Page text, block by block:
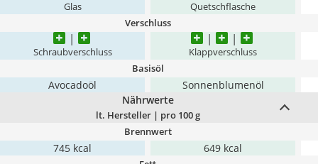
Glas Quetschflasche
Verschluss
Schraubverschluss Klappverschluss
Basisöl
Avocadoöl
Sonnenblumenöl
Nährwerte
lt. Hersteller | pro 100 g
Brennwert
745 kcal 649 kcal